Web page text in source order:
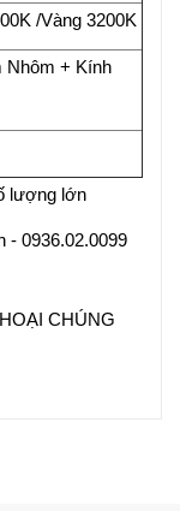
/Vàng 3200K
Nhôm + Kính
lượng lớn
- 0936.02.0099
CHÚNG